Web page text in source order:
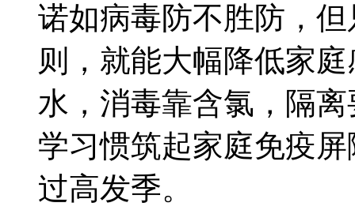
诺如病毒防不胜防，
则，就能大幅降低家
水，消毒靠含氯，隔
学习惯筑起家庭免疫
过高发季。